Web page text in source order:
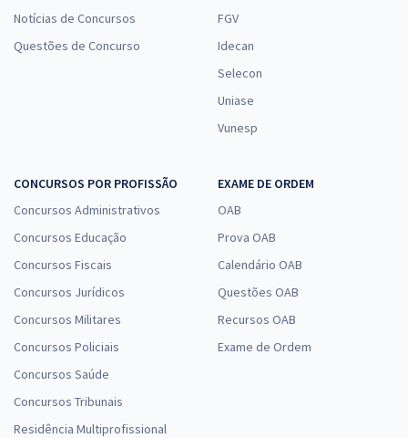
Notícias de Concursos
Questões de Concurso
FGV
Idecan
Selecon
Uniase
Vunesp
CONCURSOS POR PROFISSÃO
Concursos Administrativos
Concursos Educação
Concursos Fiscais
Concursos Jurídicos
Concursos Militares
Concursos Policiais
Concursos Saúde
Concursos Tribunais
Residência Multiprofissional
EXAME DE ORDEM
OAB
Prova OAB
Calendário OAB
Questões OAB
Recursos OAB
Exame de Ordem